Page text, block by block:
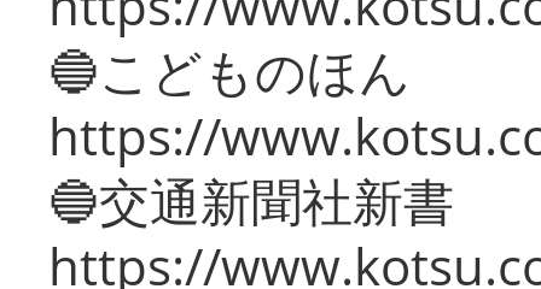
🔵こどものほん
https://
🔵交通新聞社新書
https://